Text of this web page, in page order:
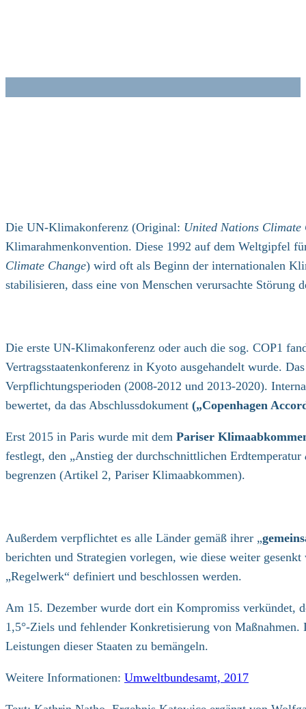
Die UN-Klimakonferenz (Original: United Nations Climate
Klimarahmenkonvention. Diese 1992 auf dem Weltgipfel
Climate Change) wird oft als Beginn der internationalen
stabilisieren, dass eine von Menschen verursachte
Die erste UN-Klimakonferenz oder auch die sog. COP1
Vertragsstaatenkonferenz in Kyoto ausgehandelt wurde.
Verpflichtungsperioden (2008-2012 und 2013-2020).
bewertet, da das Abschlussdokument („Copenhagen
Erst 2015 in Paris wurde mit dem Pariser
festlegt, den „Anstieg der durchschnittlichen Erdtemperatur
begrenzen (Artikel 2, Pariser Klimaabkommen).
Außerdem verpflichtet es alle Länder gemäß ihrer „
berichten und Strategien vorlegen, wie diese weiter
„Regelwerk“ definiert und beschlossen werden.
Am 15. Dezember wurde dort ein Kompromiss verkündet,
1,5°-Ziels und fehlender Konkretisierung von
Leistungen dieser Staaten zu bemängeln.
Weitere Informationen: Umweltbundesamt, 2017